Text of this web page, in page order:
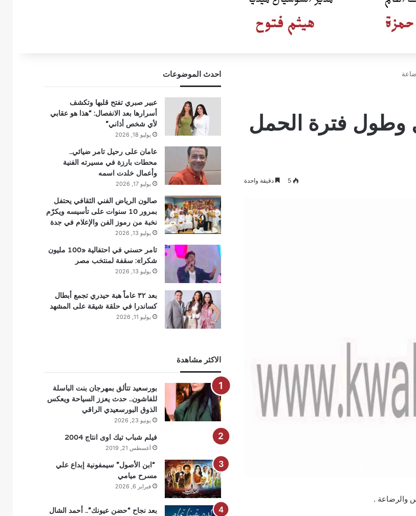
وطول فترة الحمل
5 دقيقة واحدة
والرضاعة .
احدث الموضوعات
عبير صبري تفتح قلبها وتكشف
أسرارها بعد الانفصال: “هذا هو عقابي
لأي شخص أذاني”
يوليو 18, 2026
عامان على رحيل تامر ضيائي..
محطات بارزة في مسيرته الفنية
وأعمال خلدت اسمه
يوليو 17, 2026
صالون الرياض الفني الثقافي يحتفل
بمرور 10 سنوات على تأسيسه ويكرّم
نخبة من رموز الفن والإعلام في جدة
يوليو 13, 2026
تامر حسني في احتفالية «100 مليون
شكرا»: سقفة لمنتخب مصر
يوليو 13, 2026
بعد ٣٢ عاماً هبة حيدري تجمع أبطال
كساندرا في حلقة شيقة على المشهد
يوليو 11, 2026
الاكثر مشاهدة
بورسعيد تتألق بمهرجان بنت الباسلة
للفاشون.. حدث يعزز السياحة ويعكس
الذوق البورسعيدي الراقي
يونيو 23, 2026
فيلم شباب تيك اوى انتاج 2004
أغسطس 21, 2019
“ابن الأصول” سيمفونية إبداع علي
مسرح ميامي
فبراير 6, 2026
بعد نجاح “حضن عيونك”.. أحمد الشال